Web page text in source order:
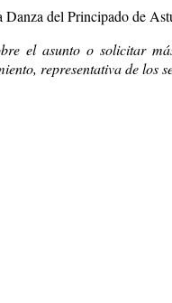
Danza del Principado de
el asunto o solicitar
representativa de los